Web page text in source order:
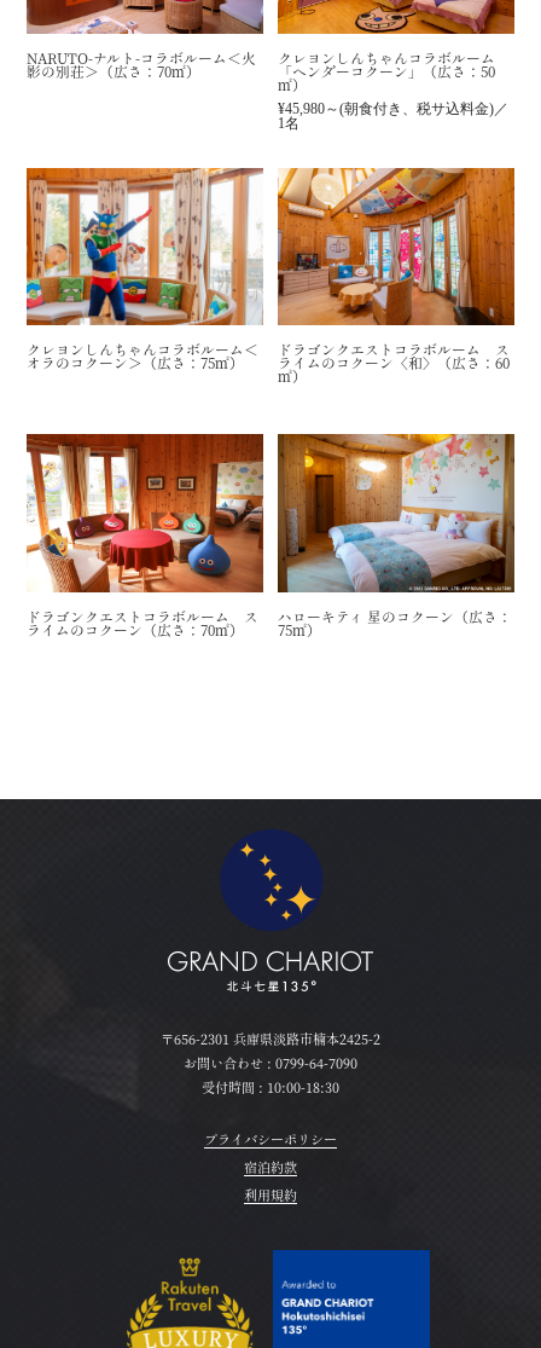
NARUTO-ナルト-コラボルーム＜火
影の別荘＞（広さ：70㎡）
クレヨンしんちゃんコラボルーム
「ヘンダーコクーン」（広さ：50
㎡）
¥45,980～(朝食付き、税サ込料金)／
1名
クレヨンしんちゃんコラボルーム＜
オラのコクーン＞（広さ：75㎡）
ドラゴンクエストコラボルーム ス
ライムのコクーン〈和〉（広さ：60
㎡）
ドラゴンクエストコラボルーム ス
ライムのコクーン（広さ：70㎡）
ハローキティ 星のコクーン（広さ：
75㎡）
〒656-2301 兵庫県淡路市楠本2425-2
お問い合わせ : 0799-64-7090
受付時間 : 10:00-18:30
プライバシーポリシー
宿泊約款
利用規約